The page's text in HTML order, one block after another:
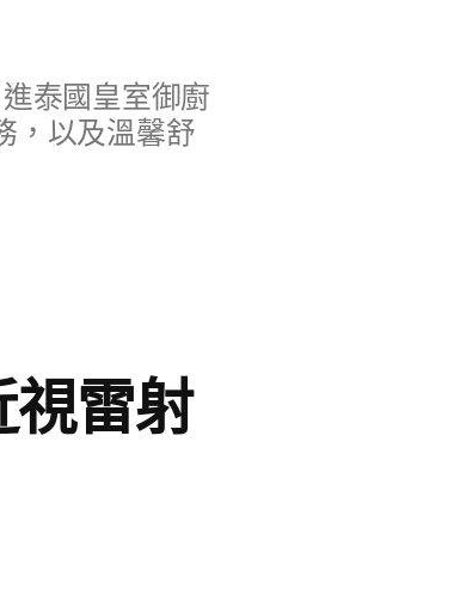
泰國皇室御廚
，以及溫馨舒
視雷射